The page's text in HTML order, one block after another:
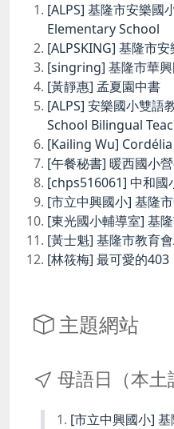
[ALPS] 基隆市安樂
Elementary School
[ALPSKING] 基隆市
[singring] 基隆市華
[黃靜惠] 孟夏園中書
[ALPS] 安樂國小雙
School Bilingual
[Kailing Wu]
[午餐秘書] 暖西國小
[chps516061] 中和國
[市立中興國小] 基隆
[東光國小輔導室] 基
[黃士魁] 基隆市教育
[林筱梅] 最可愛的403
主題網站
母語日（本土
[市立中興國小]